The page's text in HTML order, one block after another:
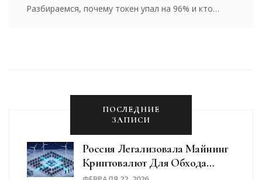
Разбираемся, почему токен упал на 96% и кто
ПОСЛЕДНИЕ
ЗАПИСИ
Россия Легализовала Майнинг
Криптовалют Для Обхода
Санкций